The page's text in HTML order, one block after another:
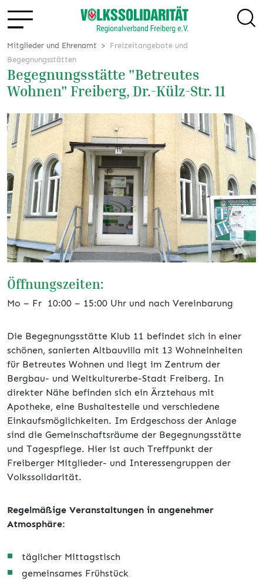
Mitglieder und Ehrenamt
Freizeitangebote und
Begegnungsstätten
Begegnungsstätte "Betreutes
Wohnen" Freiberg, Dr.-Külz-Str. 11
Öffnungszeiten:
Mo – Fr 10:00 – 15:00 Uhr und nach Vereinbarung
Die Begegnungsstätte Klub 11 befindet sich in einer
schönen, sanierten Altbauvilla mit 13 Wohneinheiten
für Betreutes Wohnen und liegt im Zentrum der
Bergbau- und Weltkulturerbe-Stadt Freiberg. In
direkter Nähe befinden sich ein Ärztehaus mit
Apotheke, eine Bushaltestelle und verschiedene
Einkaufsmöglichkeiten. Im Erdgeschoss der Anlage
sind die Gemeinschaftsräume der Begegnungsstätte
und Tagespflege. Hier ist auch Treffpunkt der
Freiberger Mitglieder- und Interessengruppen der
Volkssolidarität.
Regelmäßige Veranstaltungen in angenehmer
Atmosphäre:
täglicher Mittagstisch
gemeinsames Frühstück